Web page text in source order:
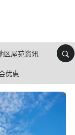
区屋苑资讯
优惠